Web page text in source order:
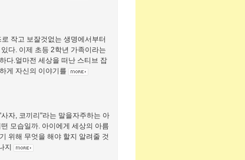
작고 보잘것없는 생명에서부터
다. 이제 초등 2학년 가족이라는
다.얼마전 세상을 떠난 스티브 잡
게 자신의 이야기를
자, 코끼리"라는 말을자주하는 아
모습일까. 아이에게 세상의 아름
위해 무엇을 해야 할지 알려줄 것
지